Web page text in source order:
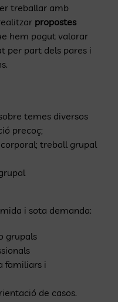
treballar amb
propostes
hem pogut valorar
per part dels pares i
temes diversos
precoç;
treball grupal
i sota demanda:
grupals
familiars i
de casos.